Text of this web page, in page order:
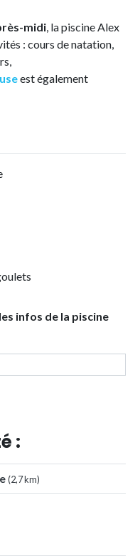
midi, la piscine Alex
: cours de natation,
est également
infos de la piscine
:
(2,7 km)